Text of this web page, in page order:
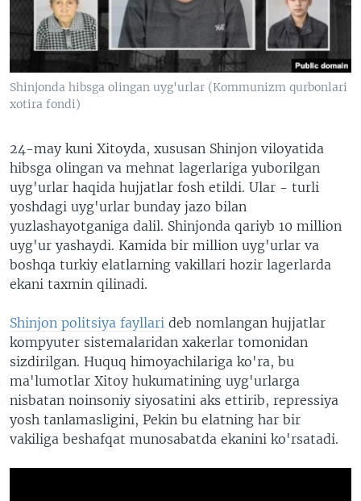
VIDEO
XABARLAR SURATLARDA
ODNOKLASSNIKI
TELEGRAM
TWITTER
SOUNDCLOUD
VOA
Shinjonda hibsga olingan uyg'urlar (Kommunizm qurbonlari
xotira fondi)
24-may kuni Xitoyda, xususan Shinjon viloyatida
hibsga olingan va mehnat lagerlariga yuborilgan
uyg'urlar haqida hujjatlar fosh etildi. Ular - turli
yoshdagi uyg'urlar bunday jazo bilan
yuzlashayotganiga dalil. Shinjonda qariyb 10 million
uyg'ur yashaydi. Kamida bir million uyg'urlar va
boshqa turkiy elatlarning vakillari hozir lagerlarda
ekani taxmin qilinadi.
Shinjon politsiya fayllari deb nomlangan hujjatlar
kompyuter sistemalaridan xakerlar tomonidan
sizdirilgan. Huquq himoyachilariga ko'ra, bu
ma'lumotlar Xitoy hukumatining uyg'urlarga
nisbatan noinsoniy siyosatini aks ettirib, repressiya
yosh tanlamasligini, Pekin bu elatning har bir
vakiliga beshafqat munosabatda ekanini ko'rsatadi.